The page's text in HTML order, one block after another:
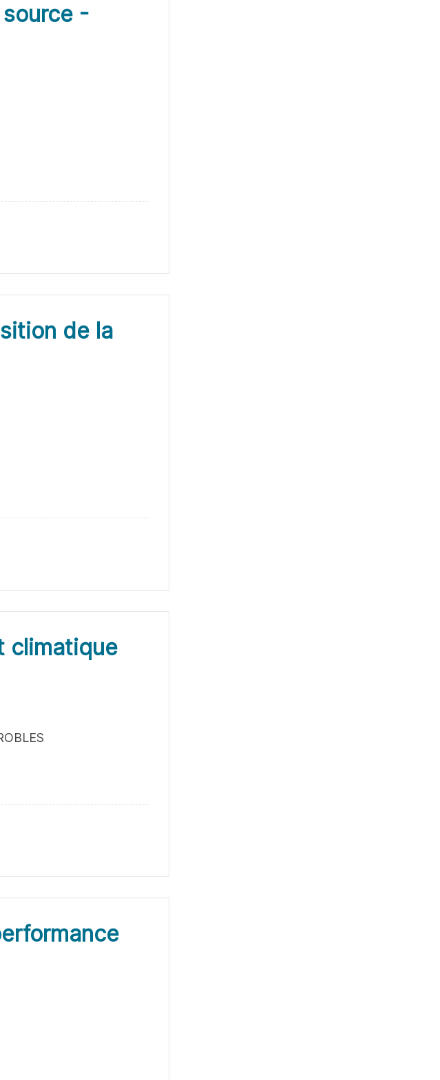
-
de la
climatique